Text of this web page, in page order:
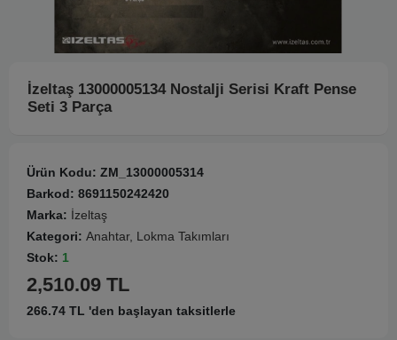
İzeltaş 13000005134 Nostalji Serisi Kraft Pense
Seti 3 Parça
Ürün Kodu: ZM_13000005314
Barkod: 8691150242420
Marka: İzeltaş
Kategori: Anahtar, Lokma Takımları
Stok: 1
2,510.09 TL
266.74 TL 'den başlayan taksitlerle